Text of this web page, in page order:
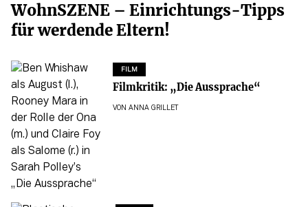
WohnSZENE – Einrichtungs-Tipps
für werdende Eltern!
FILM
Filmkritik: „Die Aussprache“
VON ANNA GRILLET